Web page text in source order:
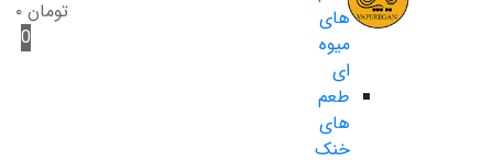
های
میوه
ای
طعم
های
خنک
تومان ۰
0